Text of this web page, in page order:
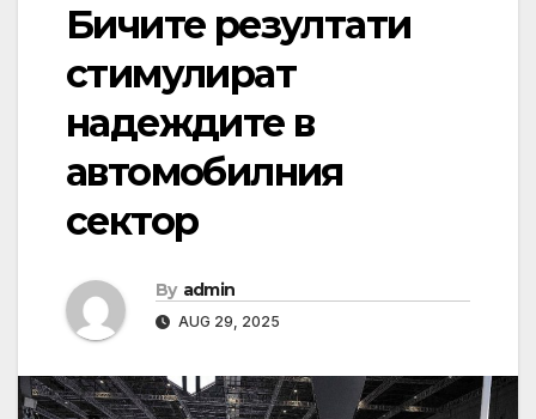
Бичите резултати
стимулират
надеждите в
автомобилния
сектор
By admin
AUG 29, 2025